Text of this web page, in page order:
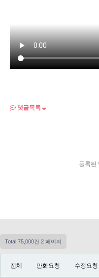
댓글목록
등록된
Total 75,000건 2 페이지
전체 만화요청 수정요청